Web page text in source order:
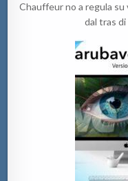
Chauffeur no a regula su
dal tras